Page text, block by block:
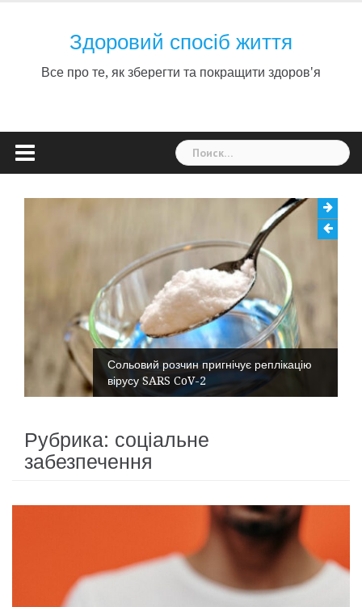
Здоровий спосіб життя
Все про те, як зберегти та покращити здоров'я
Найти:
Сольовий розчин пригнічує реплікацію
вірусу SARS CoV-2
Рубрика: соціальне
забезпечення